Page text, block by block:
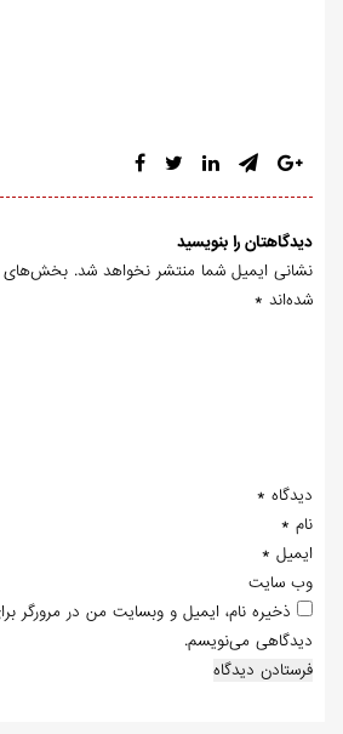
دیدگاهتان را بنویسید
نشانی ایمیل شما منتشر نخواهد شد. بخش‌های
شده‌اند *
دیدگاه *
نام *
ایمیل *
وب‌ سایت
ذخیره نام، ایمیل و وبسایت من در مرورگر
دیدگاهی می‌نویسم.